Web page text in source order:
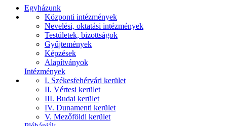
Egyházunk
Központi intézmények
Nevelési, oktatási intézmények
Testületek, bizottságok
Gyűjtemények
Képzések
Alapítványok
Intézmények
I. Székesfehérvári kerület
II. Vértesi kerület
III. Budai kerület
IV. Dunamenti kerület
V. Mezőföldi kerület